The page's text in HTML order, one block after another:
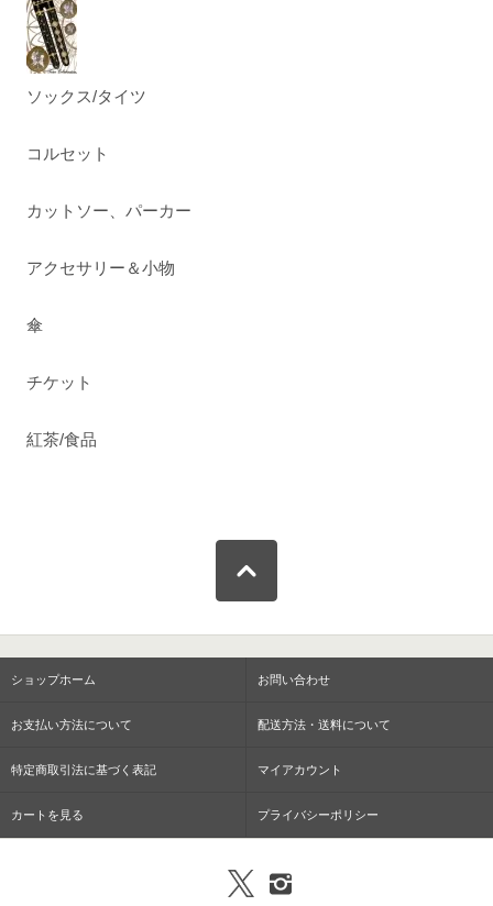
ソックス/タイツ
コルセット
カットソー、パーカー
アクセサリー＆小物
傘
チケット
紅茶/食品
ショップホーム お問い合わせ
お支払い方法について 配送方法・送料について
特定商取引法に基づく表記 マイアカウント
カートを見る プライバシーポリシー